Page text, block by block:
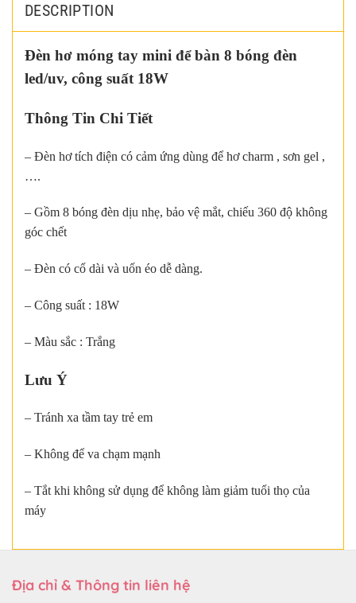
DESCRIPTION
Đèn hơ móng tay mini để bàn 8 bóng đèn
led/uv, công suất 18W
Thông Tin Chi Tiết
– Đèn hơ tích điện có cảm ứng dùng để hơ charm , sơn gel ,
….
– Gồm 8 bóng đèn dịu nhẹ, bảo vệ mắt, chiếu 360 độ không
góc chết
– Đèn có cổ dài và uốn éo dễ dàng.
– Công suất : 18W
– Màu sắc : Trắng
Lưu Ý
– Tránh xa tầm tay trẻ em
– Không để va chạm mạnh
– Tắt khi không sử dụng để không làm giảm tuổi thọ của
máy
Địa chỉ & Thông tin liên hệ